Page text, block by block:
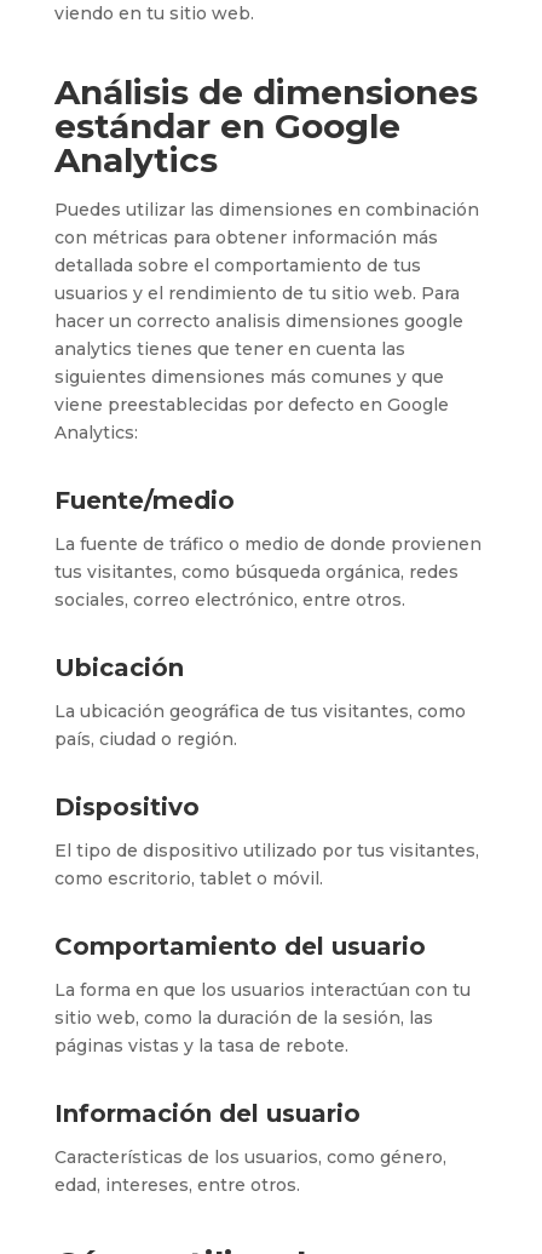
viendo en tu sitio web.
Análisis de dimensiones
estándar en Google
Analytics
Puedes utilizar las dimensiones en combinación
con métricas para obtener información más
detallada sobre el comportamiento de tus
usuarios y el rendimiento de tu sitio web. Para
hacer un correcto analisis dimensiones google
analytics tienes que tener en cuenta las
siguientes dimensiones más comunes y que
viene preestablecidas por defecto en Google
Analytics:
Fuente/medio
La fuente de tráfico o medio de donde provienen
tus visitantes, como búsqueda orgánica, redes
sociales, correo electrónico, entre otros.
Ubicación
La ubicación geográfica de tus visitantes, como
país, ciudad o región.
Dispositivo
El tipo de dispositivo utilizado por tus visitantes,
como escritorio, tablet o móvil.
Comportamiento del usuario
La forma en que los usuarios interactúan con tu
sitio web, como la duración de la sesión, las
páginas vistas y la tasa de rebote.
Información del usuario
Características de los usuarios, como género,
edad, intereses, entre otros.